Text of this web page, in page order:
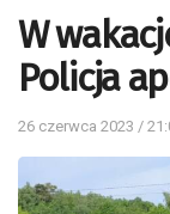
W
Policja
26 czerwca 2023 /